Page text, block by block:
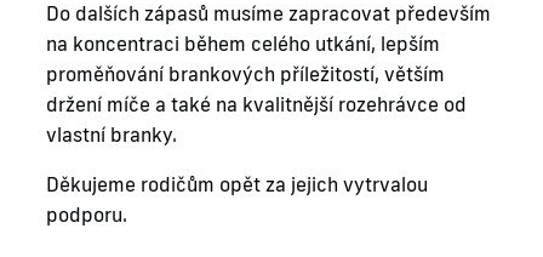
Do dalších zápasů musíme zapracovat především
na koncentraci během celého utkání, lepším
proměňování brankových příležitostí, větším
držení míče a také na kvalitnější rozehrávce od
vlastní branky.
Děkujeme rodičům opět za jejich vytrvalou
podporu.